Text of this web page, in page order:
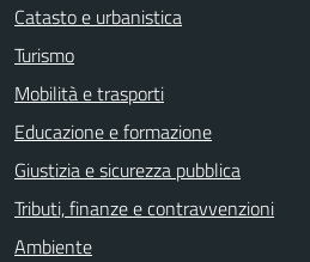
Catasto e urbanistica
Turismo
Mobilità e trasporti
Educazione e formazione
Giustizia e sicurezza pubblica
Tributi, finanze e contravvenzioni
Ambiente